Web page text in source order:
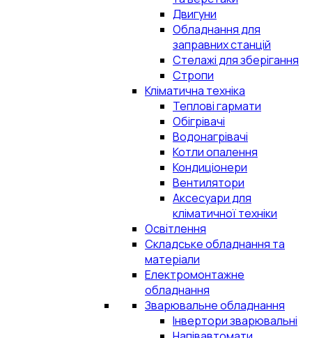
Двигуни
Обладнання для
заправних станцій
Стелажі для зберігання
Стропи
Кліматична техніка
Теплові гармати
Обігрівачі
Водонагрівачі
Котли опалення
Кондиціонери
Вентилятори
Аксесуари для
кліматичної техніки
Освітлення
Складське обладнання та
матеріали
Електромонтажне
обладнання
Зварювальне обладнання
Інвертори зварювальні